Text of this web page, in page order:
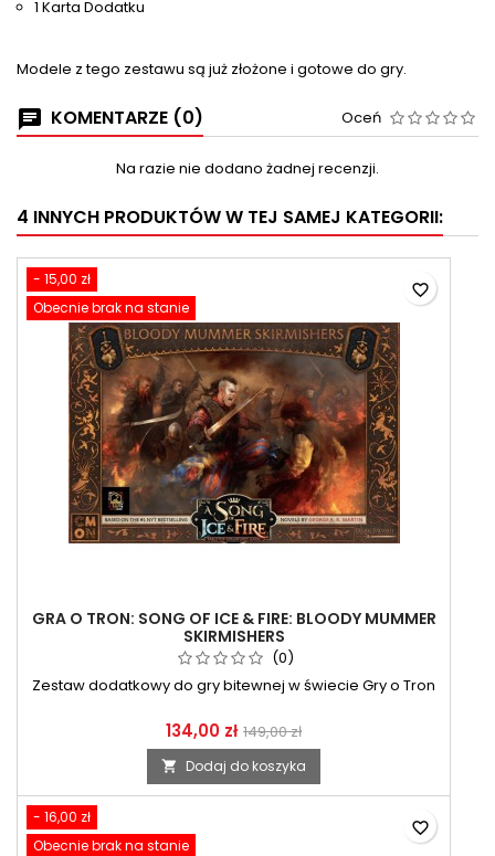
1 Karta Dodatku
Modele z tego zestawu są już złożone i gotowe do gry.
KOMENTARZE (0) Oceń
Na razie nie dodano żadnej recenzji.
4 INNYCH PRODUKTÓW W TEJ SAMEJ KATEGORII:
- 15,00 zł
Obecnie brak na stanie
GRA O TRON: SONG OF ICE & FIRE: BLOODY MUMMER
SKIRMISHERS
(0)
Zestaw dodatkowy do gry bitewnej w świecie Gry o Tron
134,00 zł 149,00 zł
 Dodaj do koszyka
favorite_border
- 16,00 zł
Obecnie brak na stanie
favorite_border